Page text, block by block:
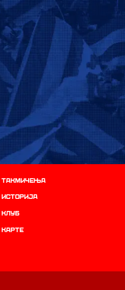
Такмичења
историја
Клуб
Карте